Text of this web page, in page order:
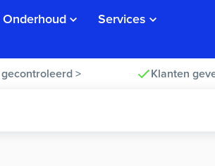
Onderhoud
Services
> Klanten